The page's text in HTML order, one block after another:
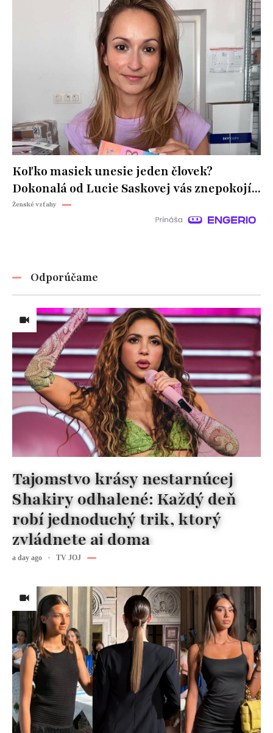
Koľko masiek unesie jeden človek?
Dokonalá od Lucie Saskovej vás znepokojí...
Ženské vzťahy
Odporúčame
Tajomstvo krásy nestarnúcej
Shakiry odhalené: Každý deň
robí jednoduchý trik, ktorý
zvládnete aj doma
a day ago TV JOJ